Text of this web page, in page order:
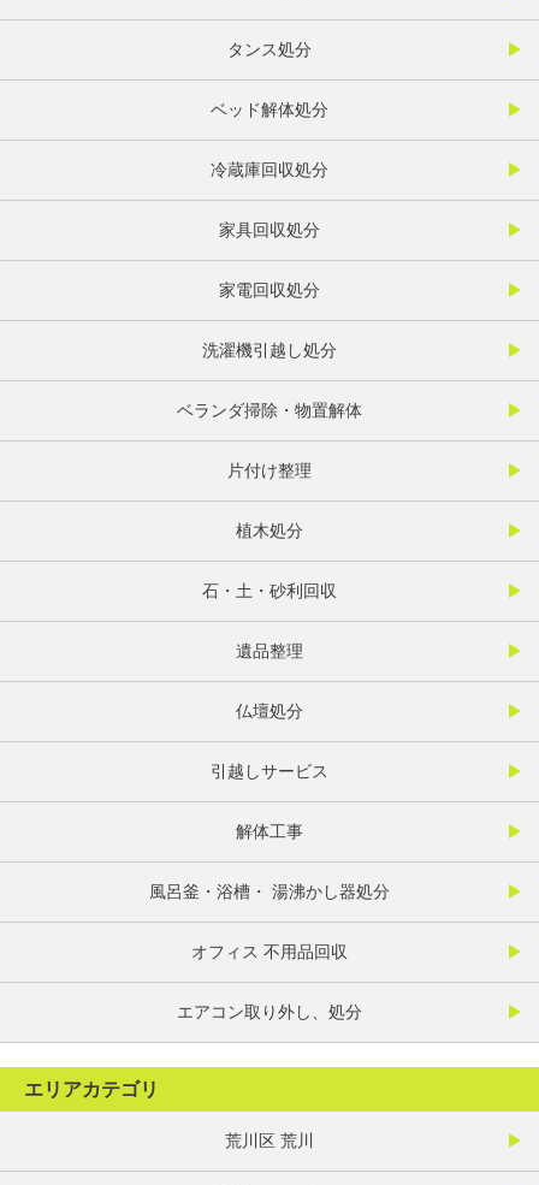
タンス処分
ベッド解体処分
冷蔵庫回収処分
家具回収処分
家電回収処分
洗濯機引越し処分
ベランダ掃除・物置解体
片付け整理
植木処分
石・土・砂利回収
遺品整理
仏壇処分
引越しサービス
解体工事
風呂釜・浴槽・ 湯沸かし器処分
オフィス 不用品回収
エアコン取り外し、処分
エリアカテゴリ
荒川区 荒川